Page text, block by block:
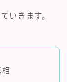
いきます。